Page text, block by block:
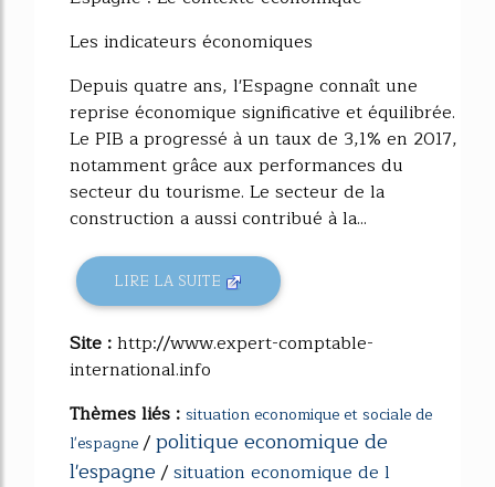
Les indicateurs économiques
Depuis quatre ans, l'Espagne connaît une
reprise économique significative et équilibrée.
Le PIB a progressé à un taux de 3,1% en 2017,
notamment grâce aux performances du
secteur du tourisme. Le secteur de la
construction a aussi contribué à la...
LIRE LA SUITE
Site :http://www.expert-comptable-
international.info
Thèmes liés : situation economique et sociale de
l'espagne/politique economique de
l'espagne/situation economique de l